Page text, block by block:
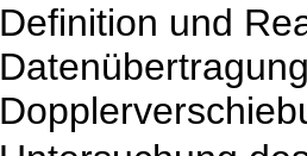
Definition und